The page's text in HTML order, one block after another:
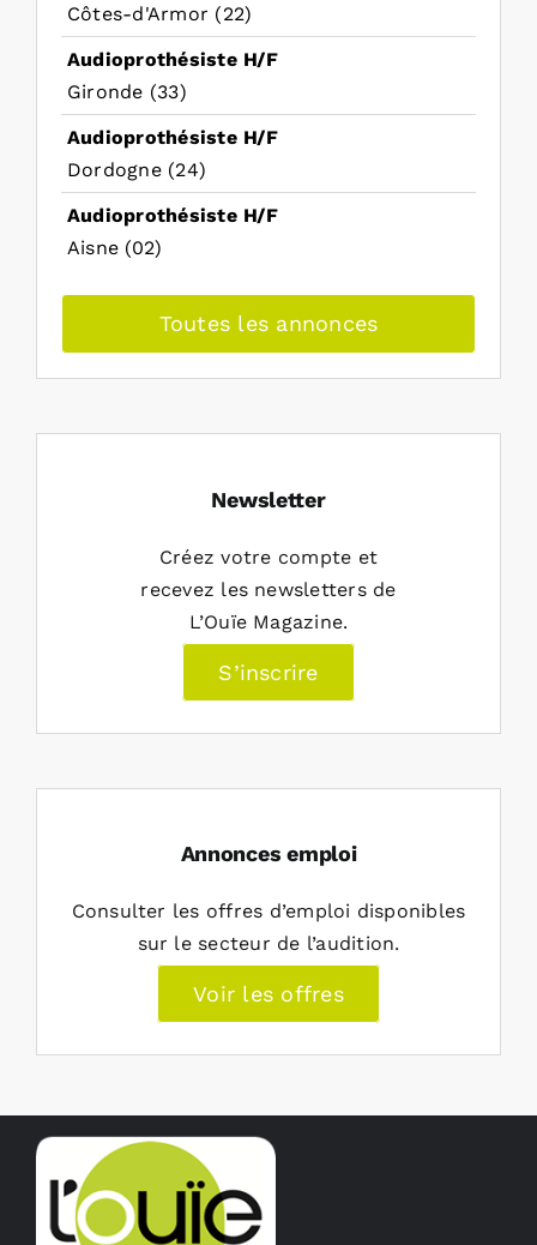
Côtes-d'Armor (22)
Audioprothésiste H/F
Gironde (33)
Audioprothésiste H/F
Dordogne (24)
Audioprothésiste H/F
Aisne (02)
Toutes les annonces
Newsletter
Créez votre compte et
recevez les newsletters de
L’Ouïe Magazine.
S’inscrire
Annonces emploi
Consulter les offres d’emploi disponibles
sur le secteur de l’audition.
Voir les offres